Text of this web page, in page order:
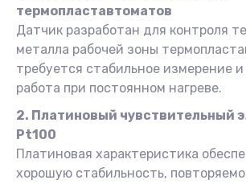
термопластавтоматов
Датчик разработан для контроля
металла рабочей зоны
требуется стабильное измерение
работа при постоянном нагреве.
2. Платиновый чувствительный
Pt100
Платиновая характеристика
хорошую стабильность,